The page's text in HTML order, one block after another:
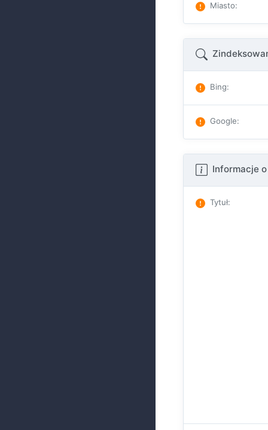
Miasto:
Bing:
Google:
Informacje
Tytuł: